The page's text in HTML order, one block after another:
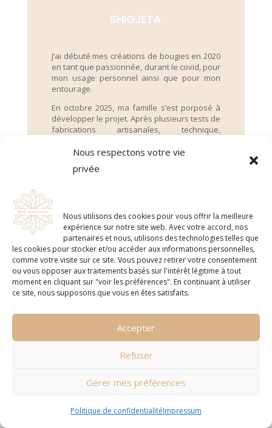
Nous respectons votre vie
privée
Nous utilisons des cookies pour vous offrir la meilleure
expérience sur notre site web. Avec votre accord, nos
partenaires et nous, utilisons des technologies telles que
les cookies pour stocker et/ou accéder aux informations personnelles,
comme votre visite sur ce site. Vous pouvez retirer votre consentement
ou vous opposer aux traitements basés sur l'intérêt légitime à tout
moment en cliquant sur "voir les préférences". En continuant à utiliser
ce site, nous supposons que vous en êtes satisfaits.
Accepter
Refuser
Gérer mes préférences
Politique de confidentialitéImpressum
SHIGJETA
J‘ai débuté mes créations de bougies en 2020
en tant que passionnée, durant le covid, pour
mon usage personnel ainsi que pour mon
entourage.
En octobre 2025, ma famille s’est porposé à
développer le projet. Après plusieurs tests de
fabrications artisanales, technique,
Bougie Gigi.
Découvrez la collection exclusive de bougies
d’une expérience aromatique avec des
fragrances délicates créant une ambiance
chaleureuse et apaisante dans votre
intérieur !
SoFlo